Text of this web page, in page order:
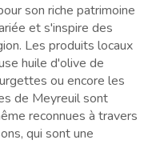
son riche patrimoine
et s'inspire des
Les produits locaux
huile d'olive de
ou encore les
de Meyreuil sont
reconnues à travers
qui sont une